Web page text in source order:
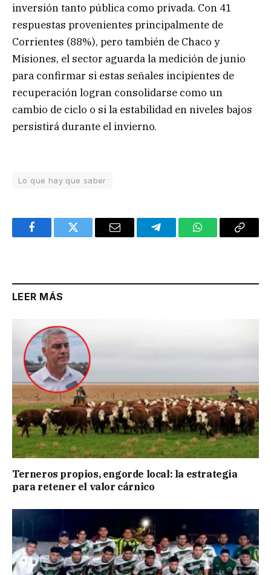
inversión tanto pública como privada. Con 41
respuestas provenientes principalmente de
Corrientes (88%), pero también de Chaco y
Misiones, el sector aguarda la medición de junio
para confirmar si estas señales incipientes de
recuperación logran consolidarse como un
cambio de ciclo o si la estabilidad en niveles bajos
persistirá durante el invierno.
Lo que hay que saber
FacebookTwitter Email TelegramWhatsAppCopy
LEER MÁS
Terneros propios, engorde local: la estrategia
para retener el valor cárnico